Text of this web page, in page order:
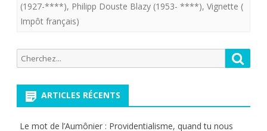
et
de
(1927-****), Philipp Douste Blazy (1953- ****), Vignette (
Impôt français)
Recherche
pour:
ARTICLES RÉCENTS
Le mot de l’Aumônier : Providentialisme, quand tu nous